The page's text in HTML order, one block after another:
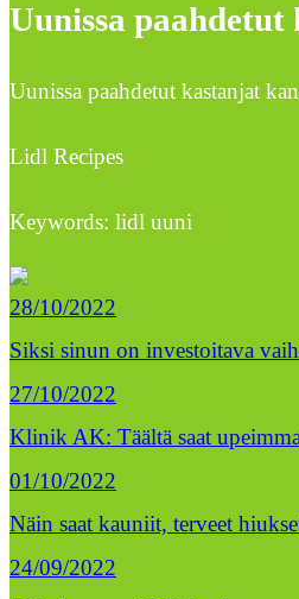
Uunissa
Uunissa paahdetut kastanjat
Lidl Recipes
Keywords: lidl uuni
28/10/2022
Siksi sinun on investoitava
27/10/2022
Klinik AK: Täältä saat
01/10/2022
Näin saat kauniit, terveet
24/09/2022